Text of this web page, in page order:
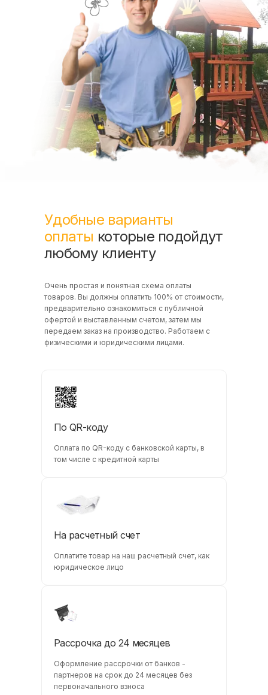
Удобные варианты
оплаты которые подойдут
любому клиенту
Очень простая и понятная схема оплаты
товаров. Вы должны оплатить 100% от стоимости,
предварительно ознакомиться с публичной
офертой и выставленным счетом, затем мы
передаем заказ на производство. Работаем с
физическими и юридическими лицами.
По QR-коду
Оплата по QR-коду с банковской карты, в
том числе с кредитной карты
На расчетный счет
Оплатите товар на наш расчетный счет, как
юридическое лицо
Рассрочка до 24 месяцев
Оформление рассрочки от банков -
партнеров на срок до 24 месяцев без
первоначального взноса